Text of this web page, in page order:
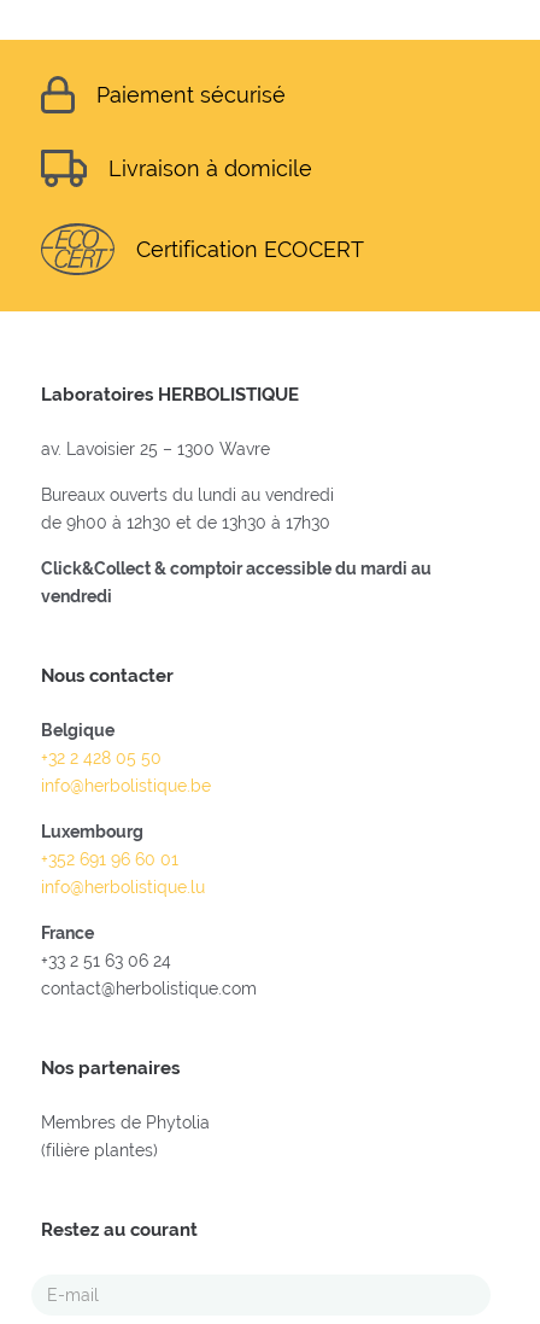
Paiement sécurisé
Livraison à domicile
Certification ECOCERT
Laboratoires HERBOLISTIQUE
av. Lavoisier 25 – 1300 Wavre
Bureaux ouverts du lundi au vendredi
de 9h00 à 12h30 et de 13h30 à 17h30
Click&Collect & comptoir accessible du mardi au
vendredi
Nous contacter
Belgique
+32 2 428 05 50
info@herbolistique.be
Luxembourg
+352 691 96 60 01
info@herbolistique.lu
France
+33 2 51 63 06 24
contact@herbolistique.com
Nos partenaires
Membres de Phytolia
(filière plantes)
Restez au courant
E-